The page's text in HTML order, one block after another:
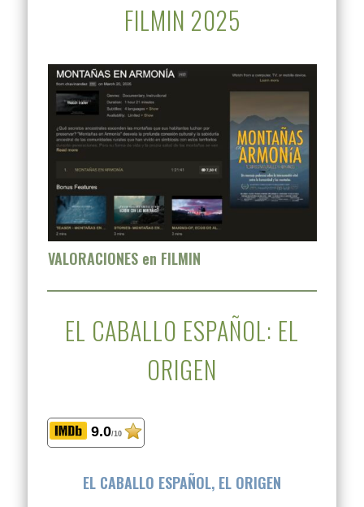
FILMIN 2025
VALORACIONES en FILMIN
EL CABALLO ESPAÑOL: EL
ORIGEN
9.0/10
EL CABALLO ESPAÑOL, EL ORIGEN